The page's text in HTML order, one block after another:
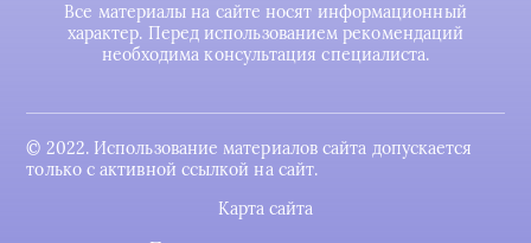
Все материалы на сайте носят информационный
характер. Перед использованием рекомендаций
необходима консультация специалиста.
© 2022. Использование материалов сайта допускается
только с активной ссылкой на сайт.
Карта сайта